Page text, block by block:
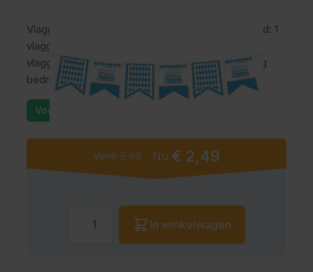
Vlaggenlijn Oktober Bier Festival - 10 meter. Inhoud: 1
vlaggenlijn. De vlaggenlijn is 10 meter met 15
vlaggetjes van 15x20cm. De slinger is dubbelzijdig
bedrukt. Het artikel is gemaakt van papier.
Voorraad: 25+
Van€ 2,99 Nu € 2,49
In winkelwagen